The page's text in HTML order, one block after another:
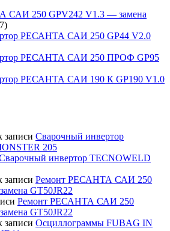
САИ 250 GPV242 V1.3 — замена
РЕСАНТА САИ 250 GP44 V2.0
РЕСАНТА САИ 250 ПРОФ GP95
РЕСАНТА САИ 190 К GP190 V1.0
записи Сварочный инвертор
205
инвертор TECNOWELD
записи Ремонт РЕСАНТА САИ 250
GT50JR22
Ремонт РЕСАНТА САИ 250
GT50JR22
записи Осциллограммы FUBAG IN